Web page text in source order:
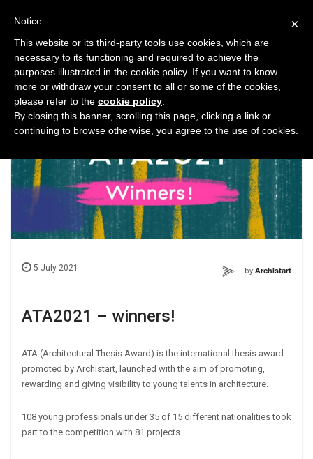
News
5 July 2021 by Archistart
ATA2021 – winners!
ATA (Architectural Thesis Award) is the international thesis award
promoted by Archistart, launched with the aim of promoting,
rewarding and giving visibility to young talents in architecture.
108 young professionals under 35 of 15 different nationalities took
part to the competition with 81 projects.
×
Notice
This website or its third-party tools use cookies, which are
necessary to its functioning and required to achieve the
purposes illustrated in the cookie policy. If you want to know
more or withdraw your consent to all or some of the cookies,
please refer to the cookie policy
By closing this banner, scrolling this page, clicking a link or
continuing to browse otherwise, you agree to the use of cookies.